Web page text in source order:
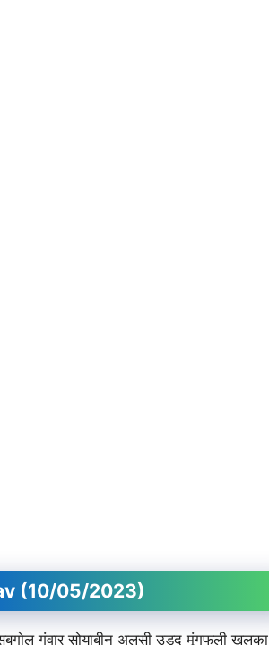
(10/05/2023)
गंवार सोयाबीन अलसी उड़द मूंगफली खलका